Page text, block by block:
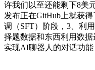
许我们以至还能剩下8美
发布正在GitHub上就获
调（SFT）阶段，3、利
择题数据和东西利用数据
实现AI聊器人的对话功能